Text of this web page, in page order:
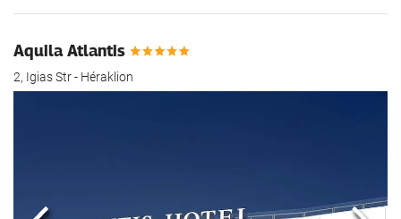
Aquila Atlantis
2, Igias Str - Héraklion